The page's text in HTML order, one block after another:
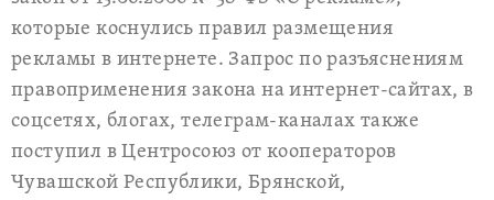
которые коснулись правил размещения
рекламы в интернете. Запрос по разъяснениям
правоприменения закона на интернет-сайтах, в
соцсетях, блогах, телеграм-каналах также
поступил в Центросоюз от кооператоров
Чувашской Республики, Брянской,